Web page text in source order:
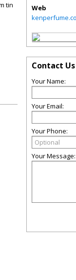
tin
Web
Contact Us
Your Name:
Your Email:
Your Phone:
Your Message: